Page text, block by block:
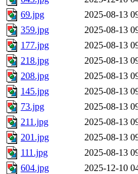
69.jpg
2025-08-13
359.jpg
2025-08-13
177.jpg
2025-08-13
218.jpg
2025-08-13
208.jpg
2025-08-13
145.jpg
2025-08-13
73.jpg
2025-08-13
211.jpg
2025-08-13
201.jpg
2025-08-13
111.jpg
2025-08-13
604.jpg
2025-12-10